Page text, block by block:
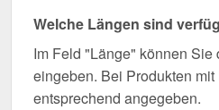
Welche Längen sind
Im Feld "Länge" können
eingeben. Bei Produkten
entsprechend angegeben.